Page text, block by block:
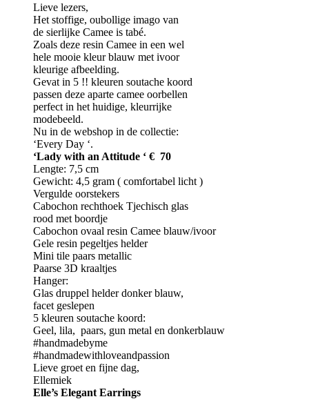
Lieve lezers,
Het stoffige, oubollige imago van
de sierlijke Camee is tabé.
Zoals deze resin Camee in een wel
hele mooie kleur blauw met ivoor
kleurige afbeelding.
Gevat in 5 !! kleuren soutache koord
passen deze aparte camee oorbellen
perfect in het huidige, kleurrijke
modebeeld.
Nu in de webshop in de collectie:
‘Every Day ‘.
‘Lady with an Attitude ‘ € 70
Lengte: 7,5 cm
Gewicht: 4,5 gram ( comfortabel licht )
Vergulde oorstekers
Cabochon rechthoek Tjechisch glas
rood met boordje
Cabochon ovaal resin Camee blauw/ivoor
Gele resin pegeltjes helder
Mini tile paars metallic
Paarse 3D kraaltjes
Hanger:
Glas druppel helder donker blauw,
facet geslepen
5 kleuren soutache koord:
Geel, lila, paars, gun metal en donkerblauw
#handmadebyme
#handmadewithloveandpassion
Lieve groet en fijne dag,
Ellemiek
Elle’s Elegant Earrings